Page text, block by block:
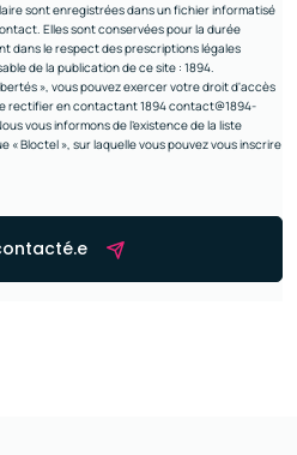
sont enregistrées dans un fichier informatisé
Elles sont conservées pour la durée
dans le respect des prescriptions légales
de la publication de ce site : 1894.
», vous pouvez exercer votre droit d'accès
rectifier en contactant 1894 contact@1894-
vous informons de l’existence de la liste
Bloctel », sur laquelle vous pouvez vous inscrire